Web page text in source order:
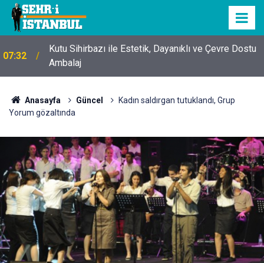
07:32
Kutu Sihirbazı ile Estetik, Dayanıklı ve Çevre Dostu
Ambalaj
Anasayfa Güncel
Kadın saldırgan tutuklandı, Grup
Yorum gözaltında